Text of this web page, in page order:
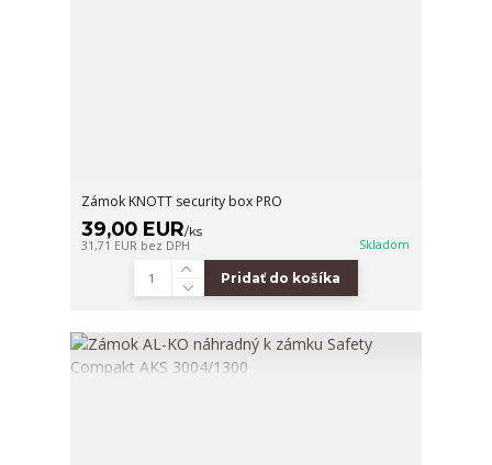
Zámok KNOTT security box PRO
39,00 EUR/ks
31,71 EUR bez DPH Skladom
Pridať do košíka